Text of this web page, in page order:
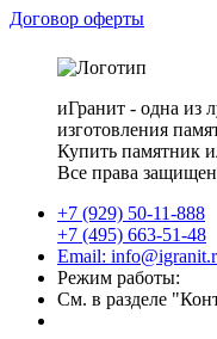
Договор оферты
иГранит - одна из
изготовления
Купить памятник
Все права
+7 (929) 50-11-888
+7 (495) 663-51-48
Email:
Режим работы:
См. в разделе